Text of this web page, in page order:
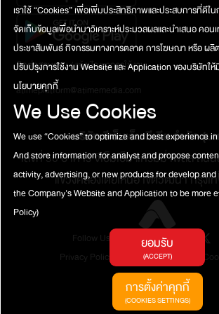
Chill on กินเที่ยวจัดทำโดย : พิชชาภรณ์ ผาสุขดี
ในช่วงระยะเวลาสั้น ๆ โดยจะทำการออกกำลังกา
20-30 วินาที ตามด้วยการพักผ่อนหรือการออกก
หนักเบาต่ำในช่วงเวลาสั้น ๆ ก่อนที่จะกลับไปออก
ครั้ง ซึ่งการออกกำลังกายแบบ HIIT จะทำให้การเ
90% ของอัตราการเต้นหัวใจสูงสุดคาร์ดิโอดีต่อระ
เลือด และหัวใจอย่างไร การออกกำลังกายแบบคาร์ดิโอ (Cardio) ช่วย
ส่งเสริมการไหลเวียนของเลือดและสุขภาพหัวใจได้
ซึ่งจะทำให้หัวใจต้องทำงานหนักขึ้น เพื่อให้เลือดไป
และอวัยวะต่าง ๆ ในร่างกายมากขึ้น การทำเช่นนี้จ
แข็งแรงให้กับกล้ามเนื้อหัวใจและหลอดเลือด ส่งผล
เลือดดีขึ้น การออกกำลังกายคาร์ดิโอยังช่วยลดคว
ระดับไขมันในเลือด ซึ่งสามารถลดความเสี่ยงของก
โรคหลอดเลือดได้ การออกกำลังกายคาร์ดิโอจึงเป็
เกิดโรคเรื้อรังที่อาจเกิดจากการที่ร่างกายขาดการ
ออกกำลังกายเป็นระยะเวลานานข้อควรระวังในก
ข้อควรระวังบางประการที่ควรพิจารณาก่อนเริ่มต้
คาร์ดิโอไม่ควรออกกำลังกายหนักเกินไป – สำหรับ
กำลังกายคาร์ดิโอ ควรเริ่มต้นด้วยการออกกำลังกา
ติดต่อสอบถาม / แจ้งปัญหาการใช้งาน
atimeplatform@atimemedia.com
บริษัท จีเอ็มเอ็ม มีเดีย จำกัด (ม
เลขที่ 50 อาคาร จีเอ็มเอ็ม แกรมมี่ เพลส ถน
แขวงคลองเตยเหนือ เขตวัฒนา กรุง
Follow Us
Privacy Policy
Terms of Service
เราใช้ “Cookies” เพื่อเพิ่มประสิทธิภาพและประสบการที่ดีใน
จัดเก็บข้อมูลเพื่อนำมาวิเคราะห์ประมวลผลและนำเสนอ คอน
ประชาสัมพันธ์ กิจกรรมทางการตลาด การโฆษณา หรือ
ปรับปรุงการใช้งาน Website และ Application ของบริษัทใ
นโยบายคุกกี้
We Use Cookies
We use “Cookies” to optimize and best experience
And store information for analyst and propose
activity, advertising, or new products for develop
the Company's Website and Application to be more
Policy)
ยอมรับ
(ACCEPT)
การตั้งค่าคุกกี้
(COOKIES SETTINGS)